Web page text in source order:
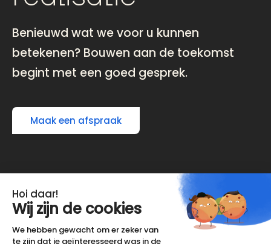
Benieuwd wat we voor u kunnen
betekenen? Bouwen aan de toekomst
begint met een goed gesprek.
Maak een afspraak